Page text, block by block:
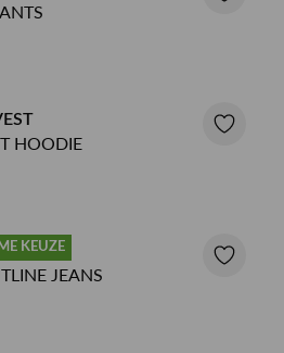
HOODIE
KEUZE
JEANS